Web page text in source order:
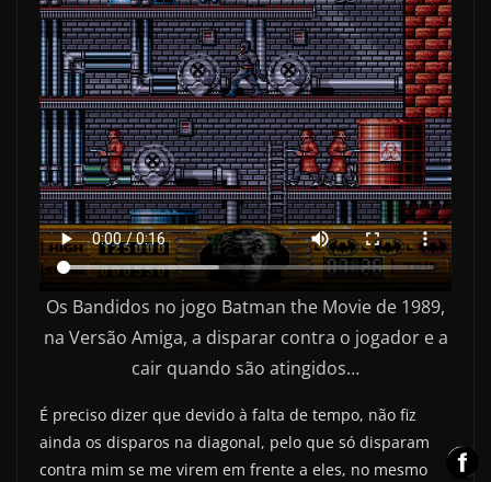
Os Bandidos no jogo Batman the Movie de 1989,
na Versão Amiga, a disparar contra o jogador e a
cair quando são atingidos…
É preciso dizer que devido à falta de tempo, não fiz
ainda os disparos na diagonal, pelo que só disparam
contra mim se me virem em frente a eles, no mesmo